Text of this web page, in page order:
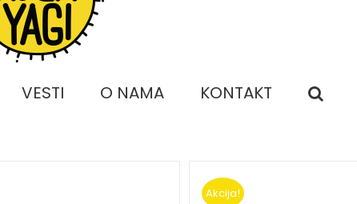
VESTI O NAMA KONTAKT
Akcija!